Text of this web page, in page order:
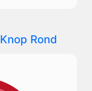
Knop Rond